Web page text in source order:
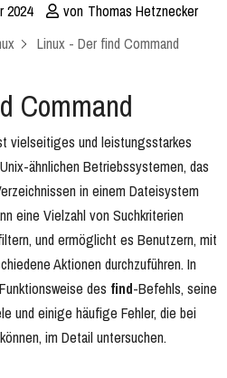
2024 von Thomas Hetznecker
Linux - Der find Command
Command
vielseitiges und leistungsstarkes
ähnlichen Betriebssystemen, das
in einem Dateisystem
eine Vielzahl von Suchkriterien
und ermöglicht es Benutzern, mit
Aktionen durchzuführen. In
des find-Befehls, seine
und einige häufige Fehler, die bei
im Detail untersuchen.